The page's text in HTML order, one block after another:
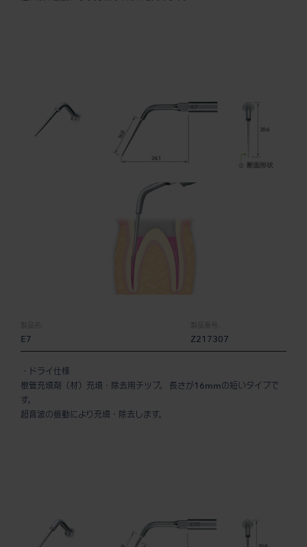
製品名:
E7
製品番号:
Z217307
・ドライ仕様
根管充填剤（材）充填・除去用チップ。 長さが16mmの短いタイプで
す。
超音波の振動により充填・除去します。